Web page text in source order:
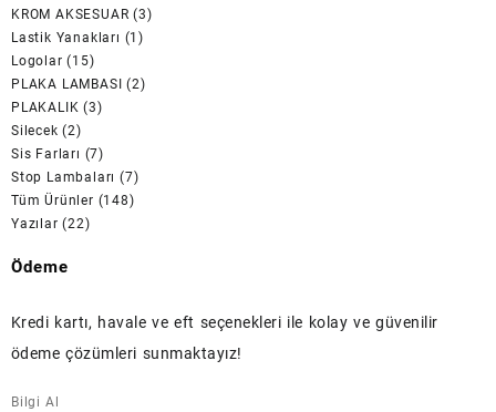
KROM AKSESUAR (3)
Lastik Yanakları (1)
Logolar (15)
PLAKA LAMBASI (2)
PLAKALIK (3)
Silecek (2)
Sis Farları (7)
Stop Lambaları (7)
Tüm Ürünler (148)
Yazılar (22)
Ödeme
Kredi kartı, havale ve eft seçenekleri ile kolay ve güvenilir
ödeme çözümleri sunmaktayız!
Bilgi Al